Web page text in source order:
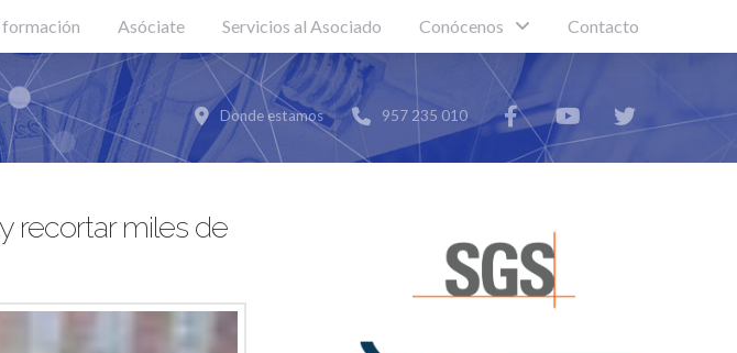
formación Asóciate Servicios al Asociado Conócenos Contacto
Donde estamos 957 235 010
recortar miles de